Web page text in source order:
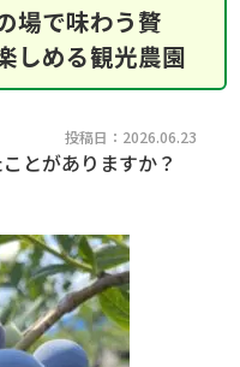
場で味わう贅
しめる観光農園
投稿日：2026.06.23
とがありますか？